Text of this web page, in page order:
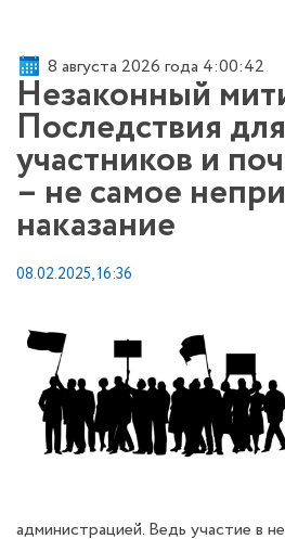
8 августа 2026 года 4:00:42
Незаконный
Последствия для
участников и
– не самое
наказание
08.02.2025, 16:36
администрацией. Ведь участие в